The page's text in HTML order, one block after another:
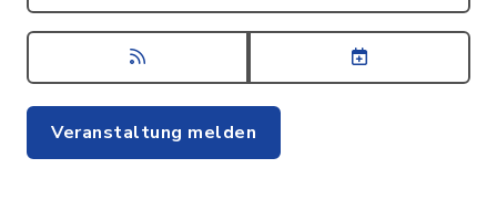
Veranstaltung melden